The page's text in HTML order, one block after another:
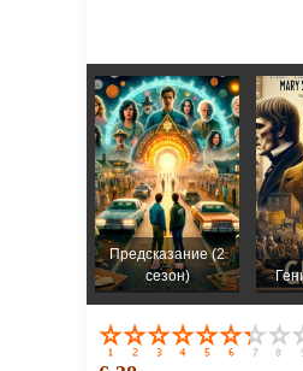
Предсказание (2
сезон)